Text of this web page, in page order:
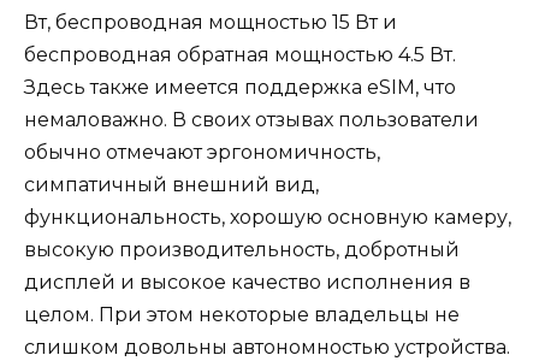
Вт, беспроводная мощностью 15 Вт и
беспроводная обратная мощностью 4.5 Вт.
Здесь также имеется поддержка eSIM, что
немаловажно. В своих отзывах пользователи
обычно отмечают эргономичность,
симпатичный внешний вид,
функциональность, хорошую основную камеру,
высокую производительность, добротный
дисплей и высокое качество исполнения в
целом. При этом некоторые владельцы не
слишком довольны автономностью устройства.